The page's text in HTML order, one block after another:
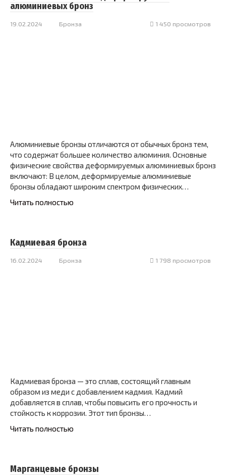
алюминиевых бронз
19.02.2024 Бронза 1 450 просмотров
Алюминиевые бронзы отличаются от обычных бронз тем,
что содержат большее количество алюминия. Основные
физические свойства деформируемых алюминиевых бронз
включают: В целом, деформируемые алюминиевые
бронзы обладают широким спектром физических…
Читать полностью
Кадмиевая бронза
16.02.2024 Бронза 1 798 просмотров
Кадмиевая бронза — это сплав, состоящий главным
образом из меди с добавлением кадмия. Кадмий
добавляется в сплав, чтобы повысить его прочность и
стойкость к коррозии. Этот тип бронзы…
Читать полностью
Марганцевые бронзы